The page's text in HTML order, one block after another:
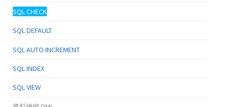
SQL CHECK
SQL DEFAULT
SQL AUTO INCREMENT
SQL INDEX
SQL VIEW